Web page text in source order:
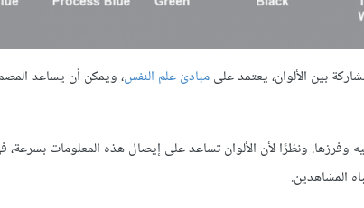
بين الألوان، يعتمد علىمبادئ علم النفس، ويمكن أن يساعد
وفرزها. ونظرًا لأن الألوان تساعد على إيصال هذه المعلومات بسرعة،
المشاهدين.